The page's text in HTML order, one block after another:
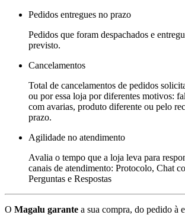
Pedidos entregues no prazo
Pedidos que foram despachados e
previsto.
Cancelamentos
Total de cancelamentos de pedidos
ou por essa loja por diferentes motivos:
com avarias, produto diferente ou pelo
prazo.
Agilidade no atendimento
Avalia o tempo que a loja leva para
canais de atendimento: Protocolo, Chat
Perguntas e Respostas
O Magalu garante a sua compra, do pedido à